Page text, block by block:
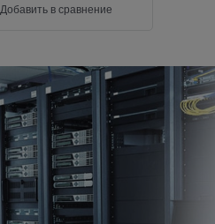
Добавить в сравнение